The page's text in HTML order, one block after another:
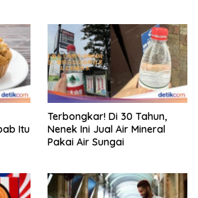
Itu
Terbongkar! Di 30 Tahun,
Nenek Ini Jual Air Mineral
Pakai Air Sungai